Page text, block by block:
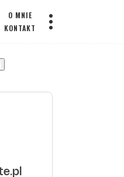
O MNIE
KONTAKT